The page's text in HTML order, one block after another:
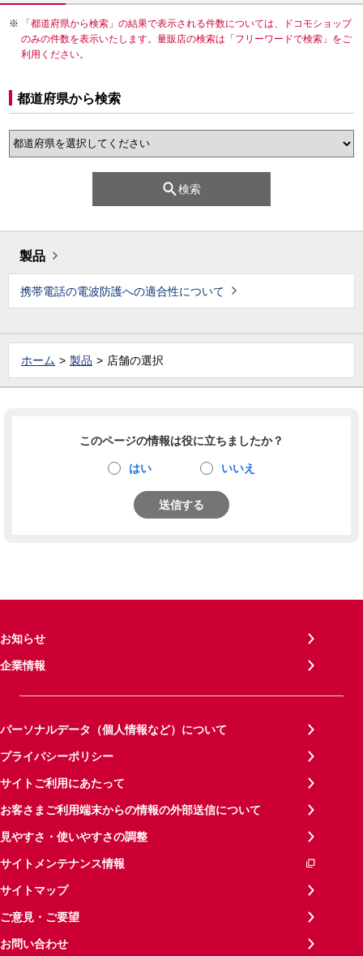
「都道府県から検索」の結果で表示される件数については、ドコモショップ
のみの件数を表示いたします。量販店の検索は「フリーワードで検索」をご
利用ください。
都道府県から検索
検索
製品
携帯電話の電波防護への適合性について
ホーム 製品 店舗の選択
このページの情報は役に立ちましたか？
はい いいえ
送信する
お知らせ
企業情報
パーソナルデータ（個人情報など）について
プライバシーポリシー
サイトご利用にあたって
お客さまご利用端末からの情報の外部送信について
見やすさ・使いやすさの調整
サイトメンテナンス情報
サイトマップ
ご意見・ご要望
お問い合わせ